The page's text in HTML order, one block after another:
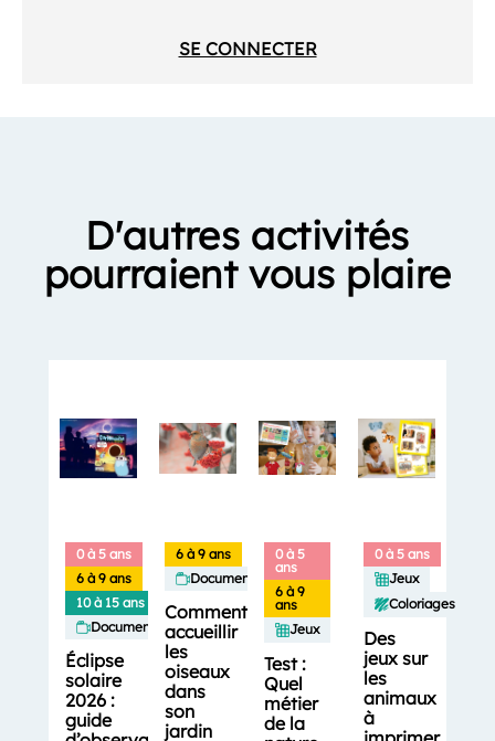
SE CONNECTER
D'autres activités
pourraient vous plaire
0 à 5 ans
6 à 9 ans
10 à 15 ans
Documentaires
Éclipse
solaire
2026 :
guide
6 à 9 ans
Documentaires
Comment
accueillir
les
oiseaux
dans
son
jardin
0 à 5
ans
6 à 9
ans
Jeux
Test :
Quel
métier
de la
0 à 5 ans
Jeux
Coloriages
Des
jeux sur
les
animaux
à